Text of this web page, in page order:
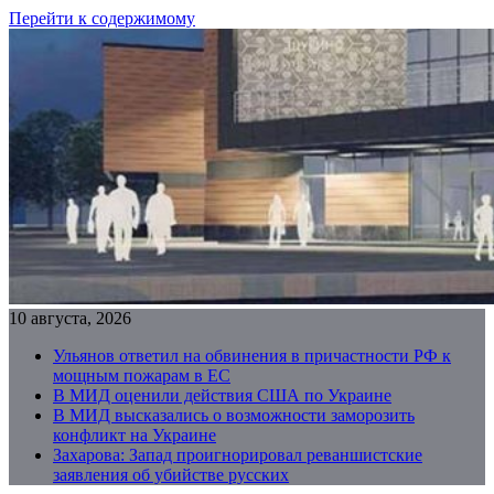
Перейти к содержимому
10 августа, 2026
Ульянов ответил на обвинения в причастности РФ к
мощным пожарам в ЕС
В МИД оценили действия США по Украине
В МИД высказались о возможности заморозить
конфликт на Украине
Захарова: Запад проигнорировал реваншистские
заявления об убийстве русских